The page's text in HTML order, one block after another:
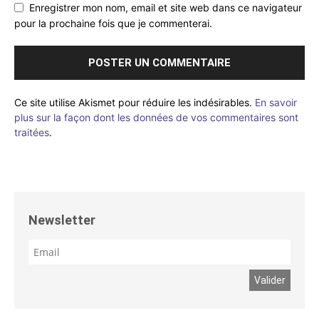
Enregistrer mon nom, email et site web dans ce navigateur
pour la prochaine fois que je commenterai.
Ce site utilise Akismet pour réduire les indésirables. En savoir
plus sur la façon dont les données de vos commentaires sont
traitées.
Newsletter